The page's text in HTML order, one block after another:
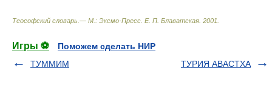
Теософский словарь.— М.: Эксмо-Пресс Е. П. Блаватская 2001
Игры ⚽
Поможем сделать НИР
ТУММИМ
ТУРИЯ АВАСТХА